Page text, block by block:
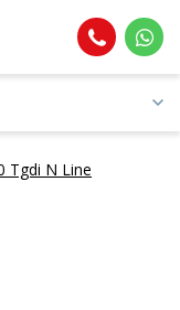
Tgdi N Line